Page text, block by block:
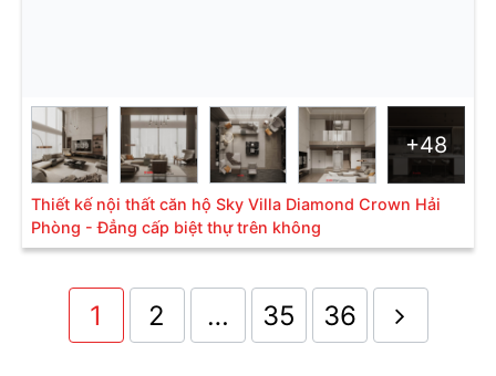
+48
Thiết kế nội thất căn hộ Sky Villa Diamond Crown Hải
Phòng - Đẳng cấp biệt thự trên không
1 2 … 35 36